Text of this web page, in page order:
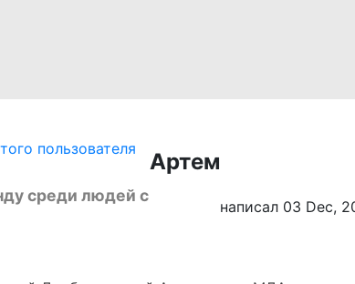
Артем
написал 03 Dec,
среди людей с